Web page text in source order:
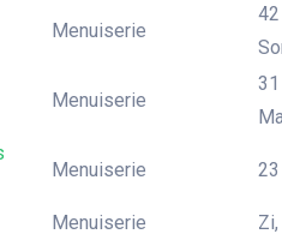
Menuiserie
Menuiserie
Menuiserie
Menuiserie